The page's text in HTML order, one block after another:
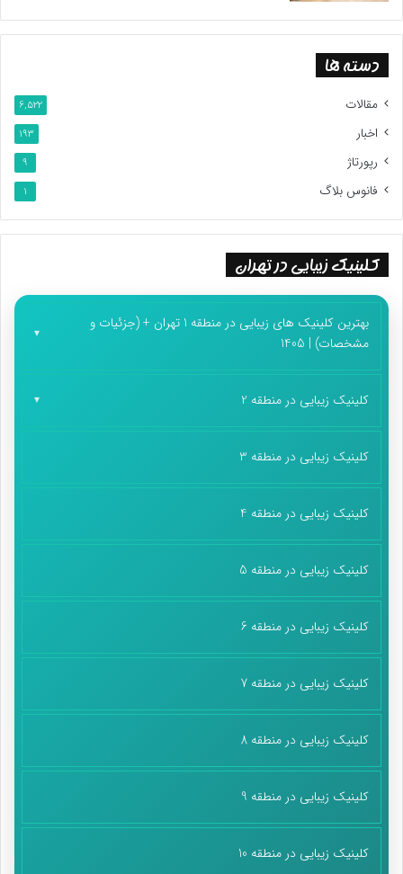
دسته ها
مقالات 6,522
اخبار 193
رپورتاژ 9
فانوس بلاگ 1
کلینیک زیبایی در تهران
بهترین کلینیک های زیبایی در منطقه 1 تهران + (جزئیات و
مشخصات) | 1405
کلینیک زیبایی در منطقه 2
کلینیک زیبایی در منطقه 3
کلینیک زیبایی در منطقه 4
کلینیک زیبایی در منطقه 5
کلینیک زیبایی در منطقه 6
کلینیک زیبایی در منطقه 7
کلینیک زیبایی در منطقه 8
کلینیک زیبایی در منطقه 9
کلینیک زیبایی در منطقه 10